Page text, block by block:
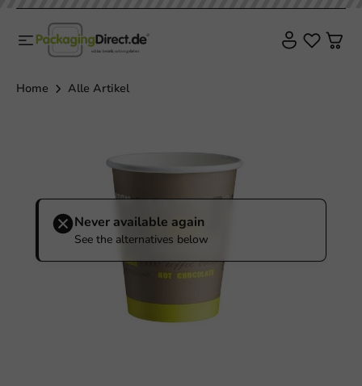
Home Alle Artikel
Never available again
See the alternatives below